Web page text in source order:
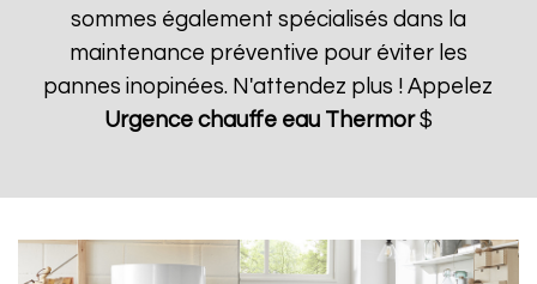
sommes également spécialisés dans la
maintenance préventive pour éviter les
pannes inopinées. N'attendez plus ! Appelez
Urgence chauffe eau Thermor$